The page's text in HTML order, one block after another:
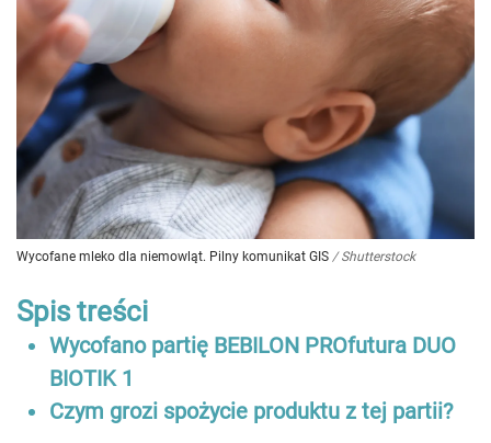
Wycofane mleko dla niemowląt. Pilny komunikat GIS / Shutterstock
Spis treści
Wycofano partię BEBILON PROfutura DUO
BIOTIK 1
Czym grozi spożycie produktu z tej partii?